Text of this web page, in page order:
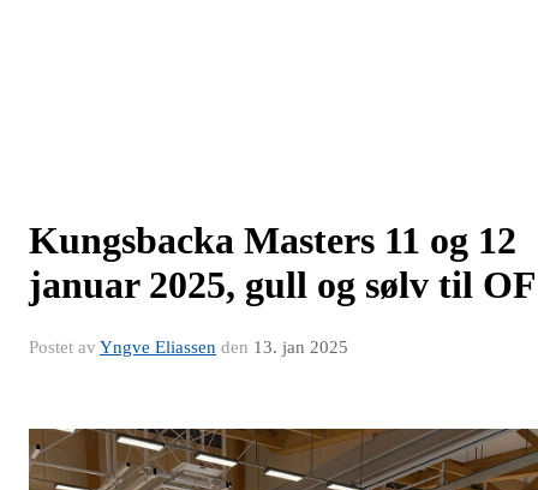
Kungsbacka Masters 11 og 12
januar 2025, gull og sølv til OF
Postet av Yngve Eliassen den 13. jan 2025